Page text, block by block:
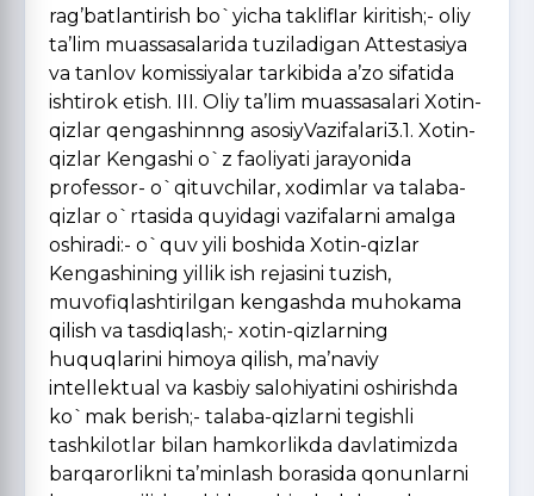
rag’batlantirish bo`yicha takliflar kiritish;- oliy
ta’lim muassasalarida tuziladigan Attestasiya
va tanlov komissiyalar tarkibida a’zo sifatida
ishtirok etish. III. Oliy ta’lim muassasalari Xotin-
qizlar qengashinnng asosiyVazifalari3.1. Xotin-
qizlar Kengashi o`z faoliyati jarayonida
professor- o`qituvchilar, xodimlar va talaba-
qizlar o`rtasida quyidagi vazifalarni amalga
oshiradi:- o`quv yili boshida Xotin-qizlar
Kengashining yillik ish rejasini tuzish,
muvofiqlashtirilgan kengashda muhokama
qilish va tasdiqlash;- xotin-qizlarning
huquqlarini himoya qilish, ma’naviy
intellektual va kasbiy salohiyatini oshirishda
ko`mak berish;- talaba-qizlarni tegishli
tashkilotlar bilan hamkorlikda davlatimizda
barqarorlikni ta’minlash borasida qonunlarni